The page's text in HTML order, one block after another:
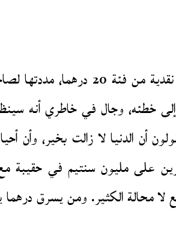
وجال في خاطري أنه
أن الدنيا لا زالت بخير،
على مليون سنتيم في حقيبة